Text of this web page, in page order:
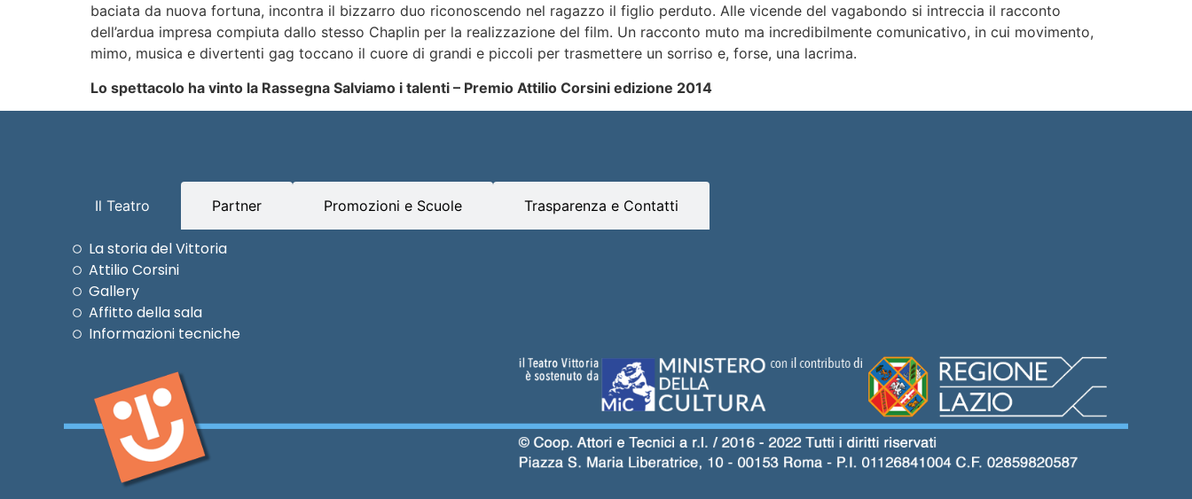
baciata da nuova fortuna, incontra il bizzarro duo riconoscendo nel ragazzo il figlio perduto. Alle vicende del vagabondo si intreccia il racconto
dell’ardua impresa compiuta dallo stesso Chaplin per la realizzazione del film. Un racconto muto ma incredibilmente comunicativo, in cui movimento,
mimo, musica e divertenti gag toccano il cuore di grandi e piccoli per trasmettere un sorriso e, forse, una lacrima.
Lo spettacolo ha vinto la Rassegna Salviamo i talenti – Premio Attilio Corsini edizione 2014
Il Teatro Partner Promozioni e Scuole Trasparenza e Contatti
La storia del Vittoria
Attilio Corsini
Gallery
Affitto della sala
Informazioni tecniche